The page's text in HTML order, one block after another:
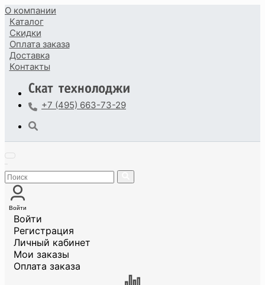
О компании
Каталог
Скидки
Оплата заказа
Доставка
Контакты
+7 (495) 663-73-29
Войти
Войти
Регистрация
Личный кабинет
Мои заказы
Оплата заказа